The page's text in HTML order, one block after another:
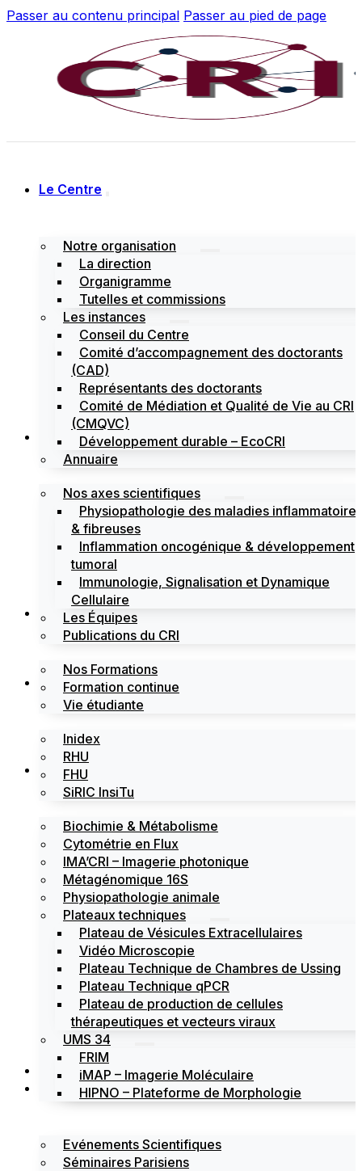
Passer au contenu principal Passer au pied de page
Le Centre
Notre organisation
La direction
Organigramme
Tutelles et commissions
Les instances
Conseil du Centre
Comité d’accompagnement des doctorants
(CAD)
Représentants des doctorants
Comité de Médiation et Qualité de Vie au CRI
(CMQVC)
Développement durable – EcoCRI
Annuaire
Recherche
Nos axes scientifiques
Physiopathologie des maladies inflammatoires
& fibreuses
Inflammation oncogénique & développement
tumoral
Immunologie, Signalisation et Dynamique
Cellulaire
Les Équipes
Publications du CRI
Formations
Nos Formations
Formation continue
Vie étudiante
Labels
Inidex
RHU
FHU
SiRIC InsiTu
Les plateformes
Biochimie & Métabolisme
Cytométrie en Flux
IMA’CRI – Imagerie photonique
Métagénomique 16S
Physiopathologie animale
Plateaux techniques
Plateau de Vésicules Extracellulaires
Vidéo Microscopie
Plateau Technique de Chambres de Ussing
Plateau Technique qPCR
Plateau de production de cellules
thérapeutiques et vecteurs viraux
UMS 34
FRIM
iMAP – Imagerie Moléculaire
HIPNO – Plateforme de Morphologie
Actualités
Évènements
Evénements Scientifiques
Séminaires Parisiens